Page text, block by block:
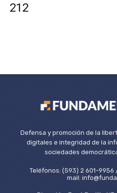
212
Defensa y promoción de la
digitales e integridad de la
sociedades
Teléfonos: (593) 2 601-
mail: